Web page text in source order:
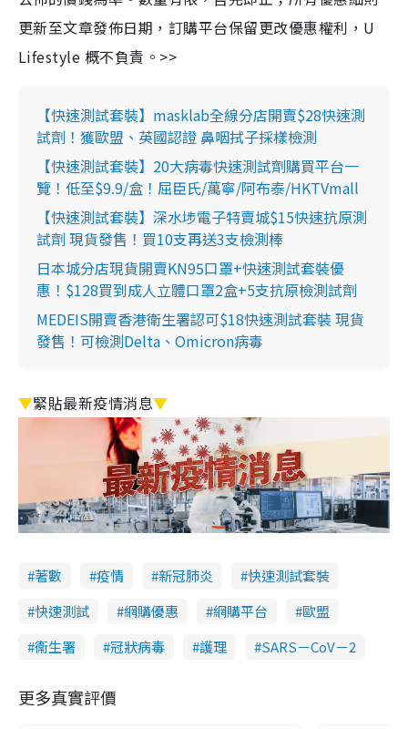
更新至文章發佈日期，訂購平台保留更改優惠權利，U
Lifestyle 概不負責。>>
【快速測試套裝】masklab全線分店開賣$28快速測
試劑！獲歐盟、英國認證 鼻咽拭子採樣檢測
【快速測試套裝】20大病毒快速測試劑購買平台一
覽！低至$9.9/盒！屈臣氏/萬寧/阿布泰/HKTVmall
【快速測試套裝】深水埗電子特賣城$15快速抗原測
試劑 現貨發售！買10支再送3支檢測棒
日本城分店現貨開賣KN95口罩+快速測試套裝優
惠！$128買到成人立體口罩2盒+5支抗原檢測試劑
MEDEIS開賣香港衛生署認可$18快速測試套裝 現貨
發售！可檢測Delta、Omicron病毒
▼緊貼最新疫情消息▼
著數 疫情 新冠肺炎
快速測試套裝
快速測試
網購優惠 網購平台
歐盟
衞生署
冠狀病毒 護理 SARS－CoV－2
更多真實評價